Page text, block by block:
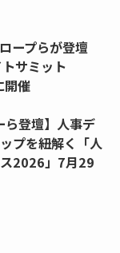
ープらが登壇
サミット
開催
ら登壇】人事デ
プを紐解く「人
2026」7月29